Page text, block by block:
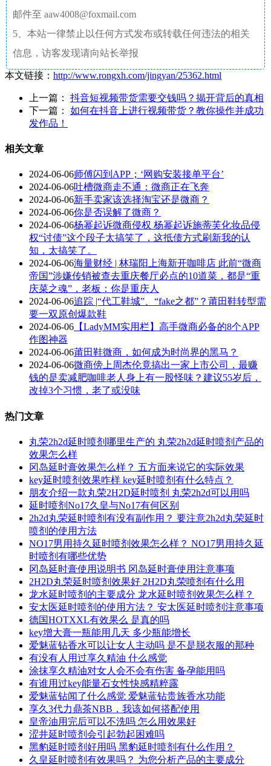
邮件至 aaw4008@foxmail.com
5、本站一律禁止以任何方式发布或转载任何违法的相关
信息，访客发现请向站长举报
本文链接： http://www.rongxh.com/jingyan/25362.html
上一篇： 抖音短视频带货需要交钱吗？揭开背后的真相
下一篇： 如何在抖音上进行视频带货？教你操作并成功
发作品！
相关文章
2024-06-06师傅闪到APP；‘网购安装接单平台’
2024-06-06吐槽微商走不通：微商正在飞奔
2024-06-06新手卖家该选择淘宝还是微商？
2024-06-06你是否误解了微商？
2024-06-06杨幂起诉微商侵权 杨幂起诉施蒂芙化妆品侵
权“讨债”这个段子太搞笑了，这抵债方式刷新我的认
知，太搞笑了。
2024-06-06海量财经 | 林瑞阳上海新开咖啡店 此前“微商
帝国”涉嫌传销被查去重庆餐厅必点的10道菜，都是“重
庆菜之魂”，老板：你是重庆人
2024-06-06追踪 |“代工鞋城”、“fake之都”？莆田鞋转型需
要一双原创爆款鞋
2024-06-06 【LadyMM实用栏】高手微商必备的8个APP
作图神器
2024-06-06莆田鞋微商，如何成为时尚界的黑马？
2024-06-06微商傍上周杰伦竟搞出一家上市公司，最赚
钱的是卖减肥咖啡老人身上有一股怪味？建议55岁后，
改掉3个习惯，老了或没味
热门文章
丸荣2h2d延时喷剂哪里生产的 丸荣2h2d延时喷剂产品的
效果怎么样
冈岛延时膏效果怎么样？ 五方面来说它的实际效果
key延时喷剂效果咋样 key延时喷剂有什么特点？
朋友介绍一款丸荣2H2D延时喷剂 丸荣2h2d可以用吗
延时喷剂No17久皇与No17有何区别
2h2d丸荣延时喷剂有没有副作用？ 要注意2h2d丸荣延时
喷剂的使用方法
NO17男用持久延时喷剂效果怎么样？ NO17男用持久延
时喷剂有哪些优势
冈岛延时膏使用说明书 冈岛延时膏使用注意事项
2H2D丸荣延时喷剂效果好 2H2D丸荣喷剂有什么用
龙水延时喷剂的主要成分 龙水延时喷剂效果怎么样？
安太医延时喷剂的使用方法？ 安太医延时喷剂注意事项
德国HOTXXL有效果么 是真的吗
key增大膏一瓶能用几天 多少瓶能增长
爱魅蓝钻香水可以让女人主动吗 是不是脱衣服的那种
有没有人用过享久精油 什么感觉
涂抹享久精油对女人会不会有伤害 备孕能用吗
有谁用过key能量石女性快感精粹露
爱魅蓝钻闻了什么感觉 爱魅蓝钻贵族香水功能
享久3代力鼎茶NBB，我该如何搭配使用
皇帝油用完后可以不洗吗 怎么用效果好
涩井延时喷剂会引起勃起困难吗
黑豹延时喷剂好用吗 黑豹延时喷剂有什么作用？
久皇延时喷剂有效果吗？ 为您分析产品的主要成分